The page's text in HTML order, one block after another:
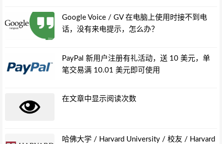
Google Voice / GV 在电脑上使用时接不到电
话，没有来电提示，怎么办？
PayPal 新用户注册有礼活动，送 10 美元，单
笔交易满 10.01 美元即可使用
在文章中显示阅读次数
哈佛大学 / Harvard University / 校友 / Harvard